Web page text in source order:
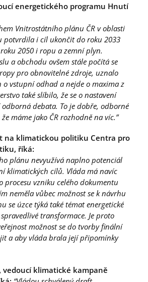
energetického programu Hnutí
Vnitrostátního plánu ČR v oblasti
potvrdila i cíl ukončit do roku 2033
2050 i ropu a zemní plyn.
a obchodu ovšem stále počítá se
pro obnovitelné zdroje, uznalo
o vstupní odhad a nejde o maxima z
také slíbilo, že se o nastavení
debata. To je dobře, odborné
máme jako ČR rozhodně na víc.”
na klimatickou politiku Centra pro
říká:
plánu nevyužívá naplno potenciál
klimatických cílů. Vláda má navíc
procesu vzniku celého dokumentu
neměla vůbec možnost se k návrhu
se úzce týká také témat energetické
transformace. Je proto
možnost se do tvorby finální
a aby vláda brala její připomínky
vedoucí klimatické kampaně